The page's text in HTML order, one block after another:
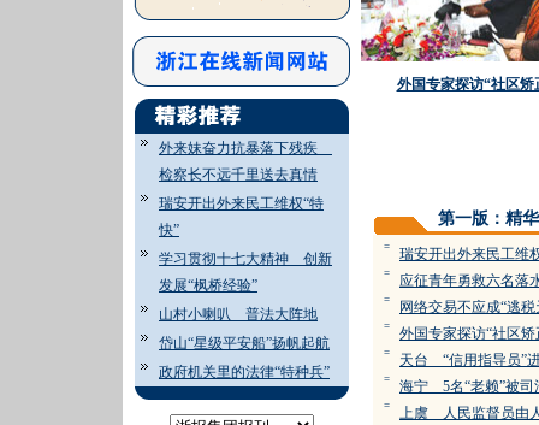
外来妹奋力抗暴落下残疾
检察长不远千里送去真情
瑞安开出外来民工维权“特
快”
学习贯彻十七大精神 创新
发展“枫桥经验”
山村小喇叭 普法大阵地
岱山“星级平安船”扬帆起航
政府机关里的法律“特种兵”
外国专家探访“社区矫
第一版：精
= 瑞安开出外来民工维
= 应征青年勇救六名落
= 网络交易不应成“逃税
= 外国专家探访“社区矫
= 天台 “信用指导员”
= 海宁 5名“老赖”被司
= 上虞 人民监督员由